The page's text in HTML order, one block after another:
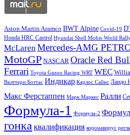
Aston Martin Aramco BWT Alpine Covid-19
Honda HRC Castrol Hyundai Shell Mobis World
McLarenMercedes-AMG
MotoGP NASCAR Oracle Red
Ferrari Toyota Gazoo Racing WRT WEC
Валттери Боттас Индикар Карлос Сайнс Ландо
Макс Ферстаппен Марк Маркес Ралли
Формула-1 Формула-2
гонка квалификация коронавирус